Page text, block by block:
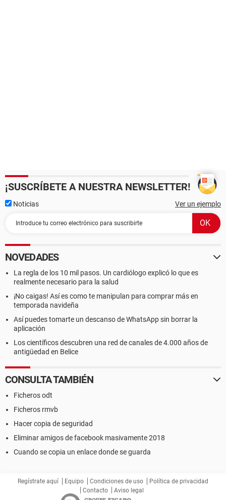
¡SUSCRÍBETE A NUESTRA NEWSLETTER!
Noticias Ver un ejemplo
NOVEDADES
La regla de los 10 mil pasos. Un cardiólogo explicó lo que es
realmente necesario para la salud
¡No caigas! Así es como te manipulan para comprar más en
temporada navideña
Así puedes tomarte un descanso de WhatsApp sin borrar la
aplicación
Los científicos descubren una red de canales de 4.000 años de
antigüedad en Belice
CONSULTA TAMBIÉN
Ficheros odt
Ficheros rmvb
Hacer copia de seguridad
Eliminar amigos de facebook masivamente 2018
Cuando se copia un enlace donde se guarda
Regístrate aquí Equipo Condiciones de uso
Política de privacidad
Contacto
Aviso legal